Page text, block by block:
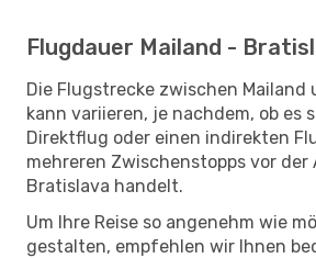
Flugdauer Mailand -
Die Flugstrecke zwischen Mailand
kann variieren, je nachdem, ob es
Direktflug oder einen indirekten
mehreren Zwischenstopps vor
Bratislava handelt.
Um Ihre Reise so angenehm wie
gestalten, empfehlen wir Ihnen